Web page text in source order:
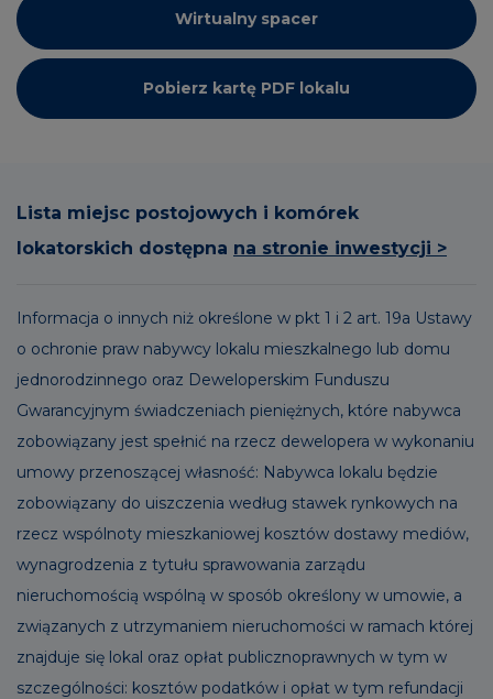
Wirtualny spacer
Pobierz kartę PDF lokalu
Lista miejsc postojowych i komórek
lokatorskich dostępna na stronie inwestycji >
Informacja o innych niż określone w pkt 1 i 2 art. 19a Ustawy
o ochronie praw nabywcy lokalu mieszkalnego lub domu
jednorodzinnego oraz Deweloperskim Funduszu
Gwarancyjnym świadczeniach pieniężnych, które nabywca
zobowiązany jest spełnić na rzecz dewelopera w wykonaniu
umowy przenoszącej własność: Nabywca lokalu będzie
zobowiązany do uiszczenia według stawek rynkowych na
rzecz wspólnoty mieszkaniowej kosztów dostawy mediów,
wynagrodzenia z tytułu sprawowania zarządu
nieruchomością wspólną w sposób określony w umowie, a
związanych z utrzymaniem nieruchomości w ramach której
znajduje się lokal oraz opłat publicznoprawnych w tym w
szczególności: kosztów podatków i opłat w tym refundacji